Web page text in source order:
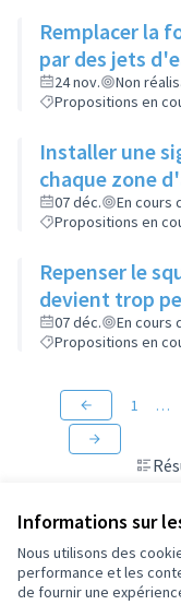
Informations sur
Nous utilisons des
performance et les
de fournir une
restaurants,
qu’il se passe
confondue,
Remplacer la
par des jets
24 nov.
Non
Propositions en
Installer une
chaque zone
07 déc.
En cours
Propositions en
Repenser le
devient trop
07 déc.
En cours
Propositions en
1 …
Conditions d'utilisation
Paramètres des cookies